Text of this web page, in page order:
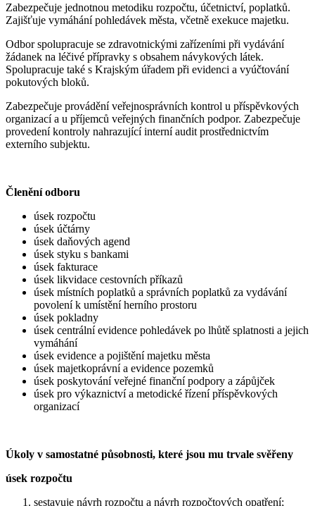
Zabezpečuje jednotnou metodiku rozpočtu, účetnictví, poplatků.
Zajišťuje vymáhání pohledávek města, včetně exekuce majetku.
Odbor spolupracuje se zdravotnickými zařízeními při vydávání
žádanek na léčivé přípravky s obsahem návykových látek.
Spolupracuje také s Krajským úřadem při evidenci a vyúčtování
pokutových bloků.
Zabezpečuje provádění veřejnosprávních kontrol u příspěvkových
organizací a u příjemců veřejných finančních podpor. Zabezpečuje
provedení kontroly nahrazující interní audit prostřednictvím
externího subjektu.
Členění odboru
úsek rozpočtu
úsek účtárny
úsek daňových agend
úsek styku s bankami
úsek fakturace
úsek likvidace cestovních příkazů
úsek místních poplatků a správních poplatků za vydávání
povolení k umístění herního prostoru
úsek pokladny
úsek centrální evidence pohledávek po lhůtě splatnosti a jejich
vymáhání
úsek evidence a pojištění majetku města
úsek majetkoprávní a evidence pozemků
úsek poskytování veřejné finanční podpory a zápůjček
úsek pro výkaznictví a metodické řízení příspěvkových
organizací
Úkoly v samostatné působnosti, které jsou mu trvale svěřeny
úsek rozpočtu
sestavuje návrh rozpočtu a návrh rozpočtových opatření;